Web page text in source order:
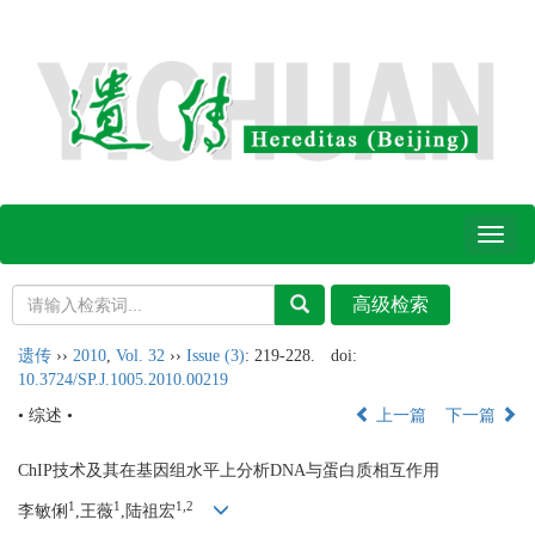
Toggle
遗传 ›› 2010 Vol. 32 ›› Issue (3): 219-228.
doi:
10.3724/SP.J.1005.2010.00219
• 综述 •
上一篇 下一篇
ChIP技术及其在基因组水平上分析DNA与蛋白质相互作用
李敏俐 1 ,王薇1 ,陆祖宏1,2